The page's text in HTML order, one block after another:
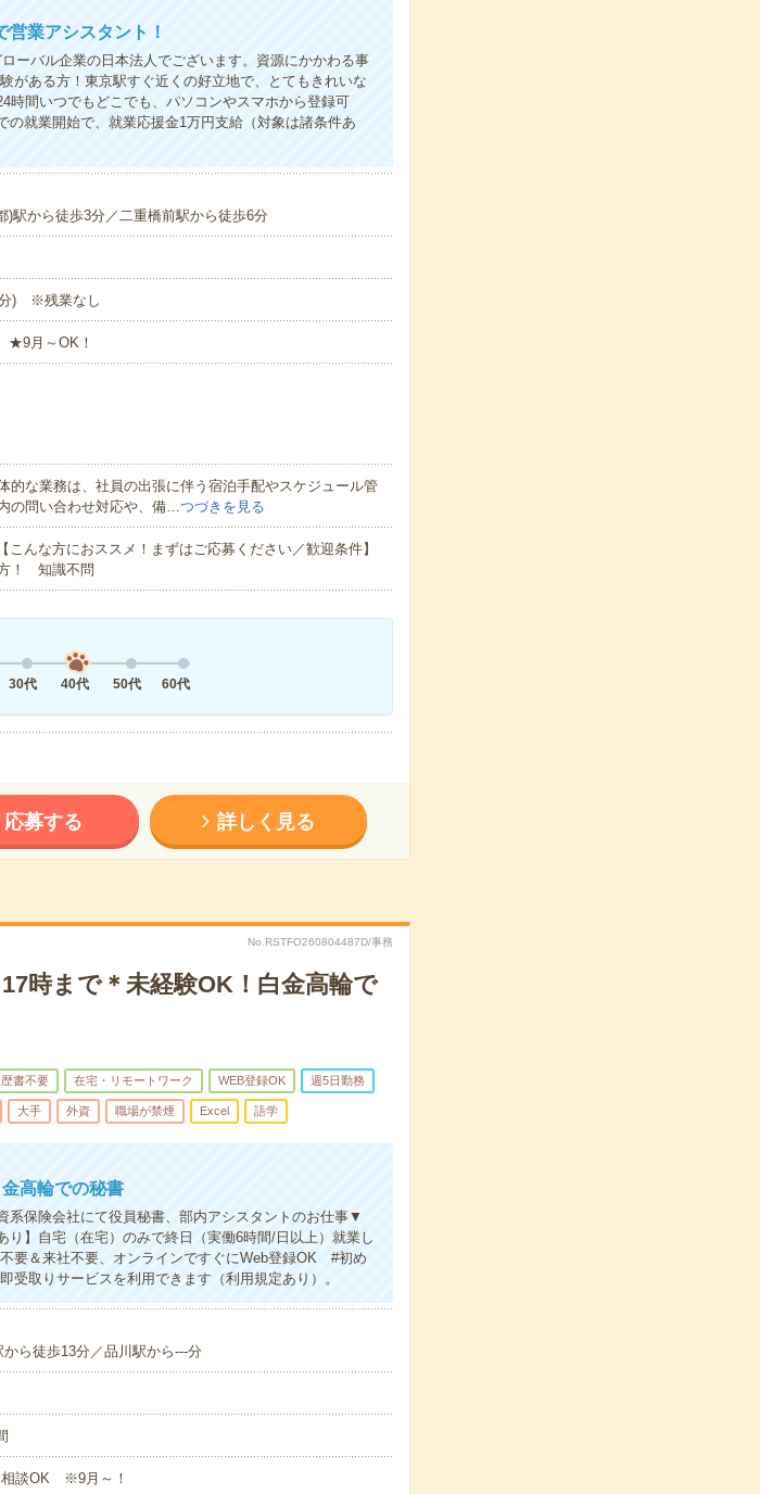
営業アシスタント！
ーバル企業の日本法人でございます。資源にかかわる事
がある方！東京駅すぐ近くの好立地で、とてもきれいな
時間いつでもどこでも、パソコンやスマホから登録可
就業開始で、就業応援金1万円支給（対象は諸条件あ
)駅から徒歩3分／二重橋前駅から徒歩6分
分) ※残業なし
★9月～OK！
的な業務は、社員の出張に伴う宿泊手配やスケジュール管
の問い合わせ対応や、備…つづきを見る
んな方におススメ！まずはご応募ください／歓迎条件】
！ 知識不問
30代 40代 50代 60代
応募する 詳しく見る
No.RSTFO260804487D/事務
時まで＊未経験OK！白金高輪で
歴書不要 在宅・リモートワーク WEB登録OK 週5日勤務
大手 外資 職場が禁煙 Excel 語学
高輪での秘書
系保険会社にて役員秘書、部内アシスタントのお仕事▼
】自宅（在宅）のみで終日（実働6時間/日以上）就業し
要＆来社不要、オンラインですぐにWeb登録OK #初め
取りサービスを利用できます（利用規定あり）。
ら徒歩13分／品川駅から---分
談OK ※9月～！